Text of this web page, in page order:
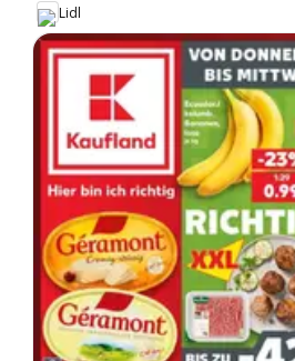
Lidl